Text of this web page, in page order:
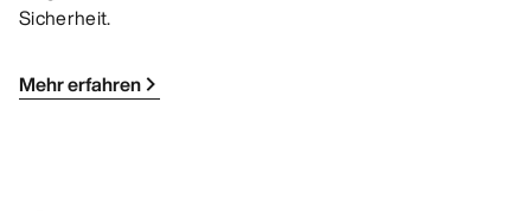
Sicherheit.
Mehr erfahren